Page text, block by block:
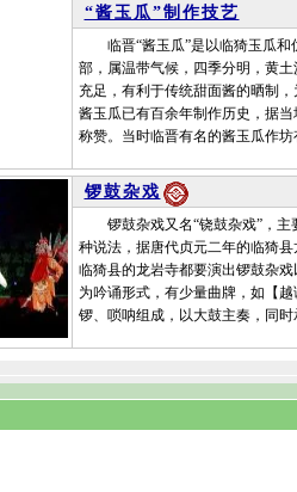
“酱玉瓜”制作技艺
临晋“酱玉瓜”是以临猗玉瓜和
部，属温带气候，四季分明，黄
充足，有利于传统甜面酱的晒制
酱玉瓜已有百余年制作历史，据
称赞。当时临晋有名的酱玉瓜作
锣鼓杂戏
锣鼓杂戏又名“铙鼓杂戏”，主
种说法，据唐代贞元二年的临猗
临猗县的龙岩寺都要演出锣鼓杂
为吟诵形式，有少量曲牌，如【
锣、唢呐组成，以大鼓主奏，同